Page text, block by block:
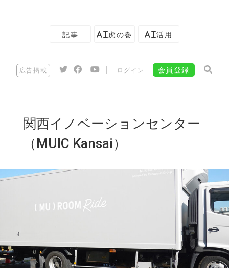
記事 AI虎の巻 AI活用
広告掲載 ログイン 会員登録
関西イノベーションセンター
（MUIC Kansai）